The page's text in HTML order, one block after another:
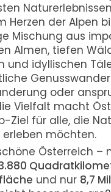
Herzen der Alpen
Mischung aus
Almen, tiefen
und idyllischen
oder
Vielfalt macht
Ziel für alle, die
erleben möchten.
Österreich –
und nur 8,7